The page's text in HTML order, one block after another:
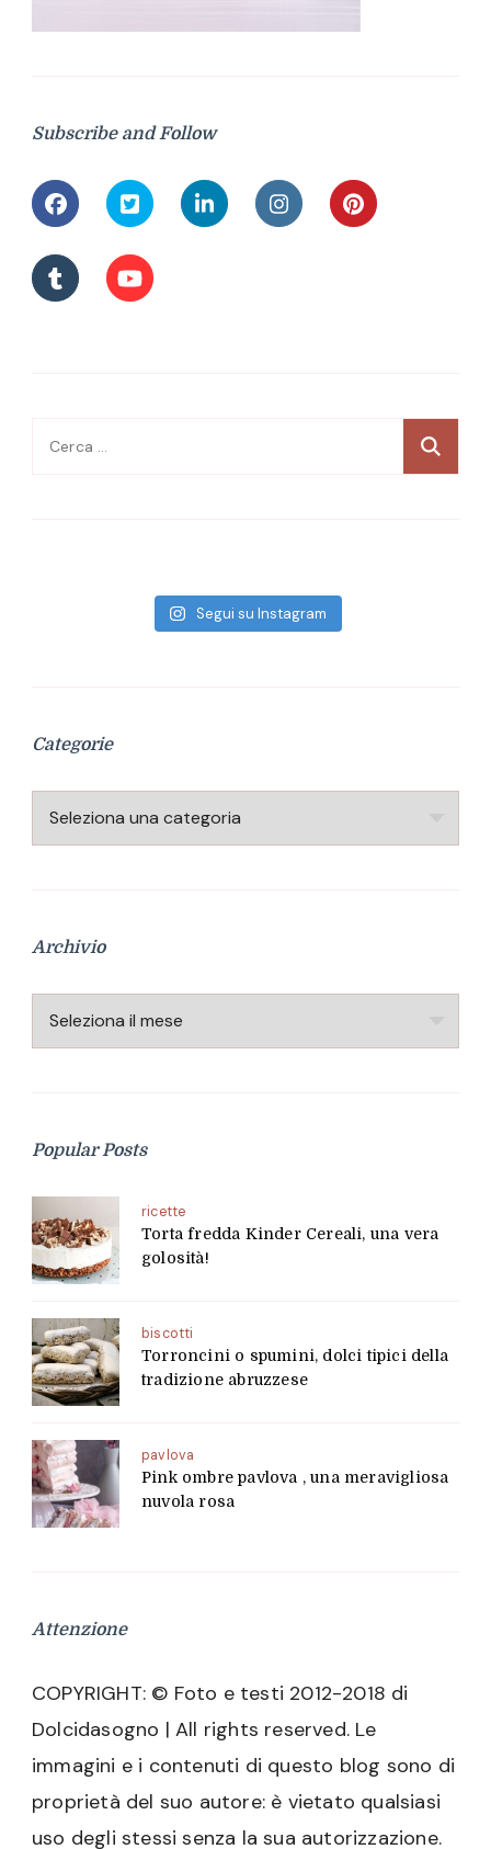
Subscribe and Follow
Ricerca
Segui su Instagram
Categorie
Categorie
Archivio
Archivio
Popular Posts
ricette
Torta fredda Kinder Cereali, una vera
golosità!
biscotti
Torroncini o spumini, dolci tipici della
tradizione abruzzese
pavlova
Pink ombre pavlova , una meravigliosa
nuvola rosa
Attenzione
COPYRIGHT: © Foto e testi 2012-2018 di
Dolcidasogno | All rights reserved. Le
immagini e i contenuti di questo blog sono di
proprietà del suo autore: è vietato qualsiasi
uso degli stessi senza la sua autorizzazione.